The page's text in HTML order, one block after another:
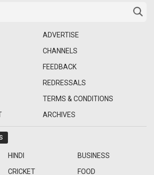
ADVERTISE
CHANNELS
FEEDBACK
REDRESSALS
TERMS & CONDITIONS
ARCHIVES
HINDI
BUSINESS
CRICKET FOOD